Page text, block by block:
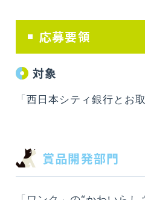
応募要領
対象
「西日本シティ銀行とお
賞品開発部門